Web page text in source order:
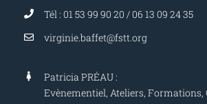
Tél : 01 53 99 90 20 / 06 13 09 24 35
virginie.baffet@fstt.org
Patricia PRÉAU :
Evènementiel, Ateliers, Formations,